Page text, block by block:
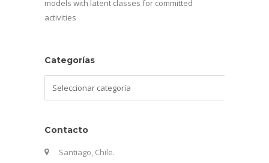
models with latent classes for committed
activities
Categorías
Contacto
Santiago, Chile.